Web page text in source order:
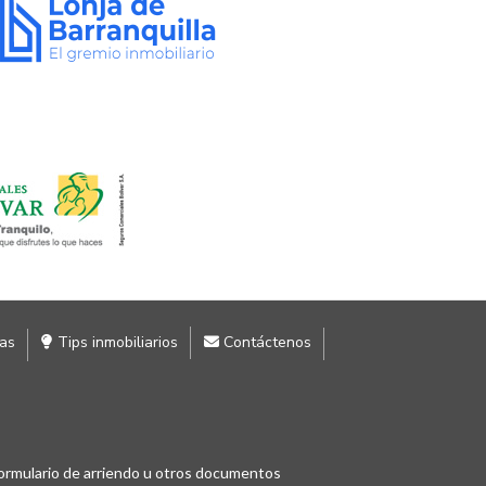
Tips inmobiliarios Contáctenos
de arriendo u otros documentos